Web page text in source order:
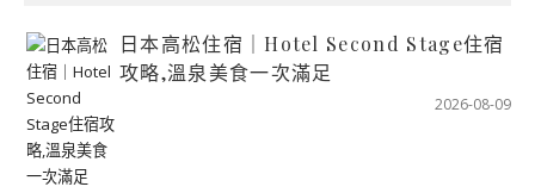
日本高松住宿｜Hotel Second Stage住宿
攻略,溫泉美食一次滿足
2026-08-09